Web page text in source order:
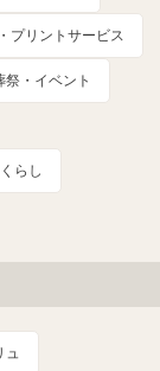
プリントサービス
祭・イベント
らし
ュ